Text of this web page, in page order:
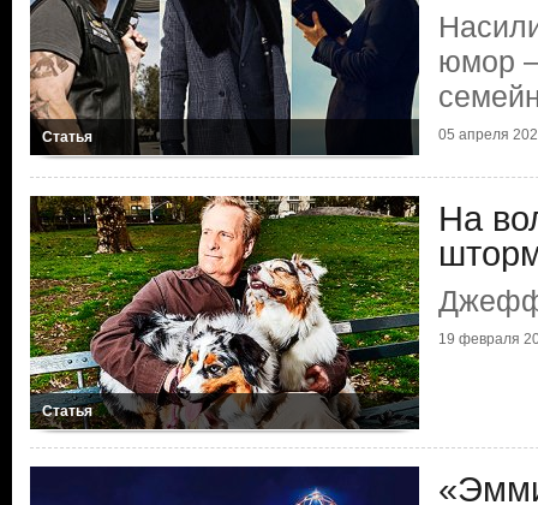
Статья
юмор
05 апреля
Статья
На
19 февраля